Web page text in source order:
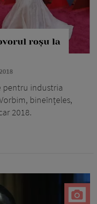
roșu la
pentru industria
bineînțeles,
2018.